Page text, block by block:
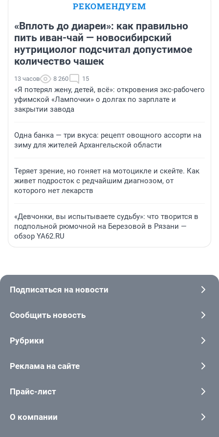
РЕКОМЕНДУЕМ
«Вплоть до диареи»: как правильно
пить иван-чай — новосибирский
нутрициолог подсчитал допустимое
количество чашек
13 часов 8 260 15
«Я потерял жену, детей, всё»: откровения экс-рабочего
уфимской «Лампочки» о долгах по зарплате и
закрытии завода
Одна банка — три вкуса: рецепт овощного ассорти на
зиму для жителей Архангельской области
Теряет зрение, но гоняет на мотоцикле и скейте. Как
живет подросток с редчайшим диагнозом, от
которого нет лекарств
«Девчонки, вы испытываете судьбу»: что творится в
подпольной рюмочной на Березовой в Рязани —
обзор YA62.RU
Подписаться на новости
Сообщить новость
Рубрики
Реклама на сайте
Прайс-лист
О компании